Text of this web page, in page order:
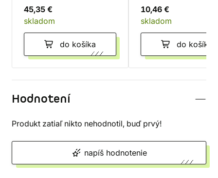
45,35 €
skladom
do košíka
10,46 €
skladom
do košíka
Hodnotení
Produkt zatiaľ nikto nehodnotil, buď prvý!
napíš hodnotenie